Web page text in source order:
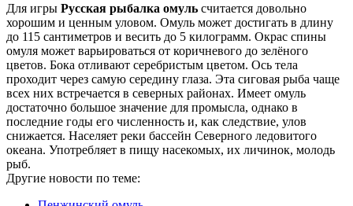
Для игры Русская рыбалка омуль считается довольно
хорошим и ценным уловом. Омуль может достигать в длину
до 115 сантиметров и весить до 5 килограмм. Окрас спины
омуля может варьироваться от коричневого до зелёного
цветов. Бока отливают серебристым цветом. Ось тела
проходит через самую середину глаза. Эта сиговая рыба чаще
всех них встречается в северных районах. Имеет омуль
достаточно большое значение для промысла, однако в
последние годы его численность и, как следствие, улов
снижается. Населяет реки бассейн Северного ледовитого
океана. Употребляет в пищу насекомых, их личинок, молодь
рыб.
Другие новости по теме: